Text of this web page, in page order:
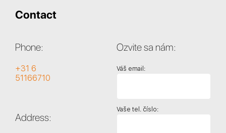
Contact
Phone:
+31 6
51166710
Address:
Ozvite sa nám:
Váš email:
Vaše tel. číslo: